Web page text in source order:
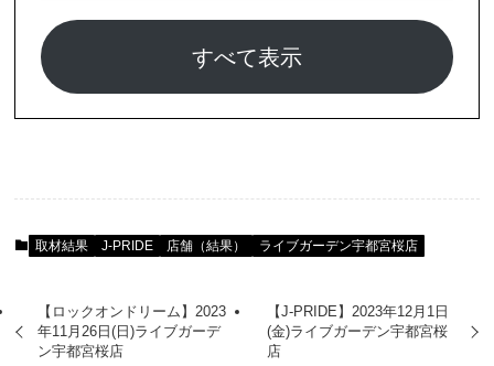
すべて表示
取材結果 J-PRIDE 店舗（結果） ライブガーデン宇都宮桜店
【ロックオンドリーム】2023
年11月26日(日)ライブガーデ
ン宇都宮桜店
【J-PRIDE】2023年12月1日
(金)ライブガーデン宇都宮桜
店